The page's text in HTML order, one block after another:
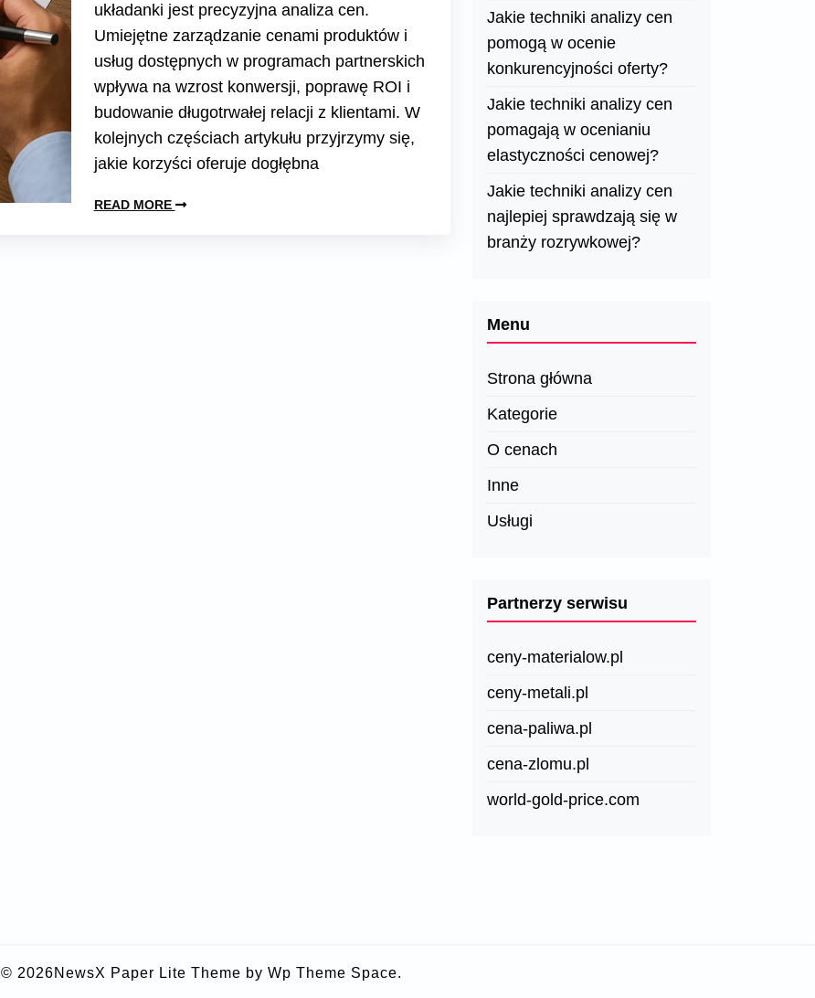
układanki jest precyzyjna analiza cen.
Umiejętne zarządzanie cenami produktów i
usług dostępnych w programach partnerskich
wpływa na wzrost konwersji, poprawę ROI i
budowanie długotrwałej relacji z klientami. W
kolejnych częściach artykułu przyjrzymy się,
jakie korzyści oferuje dogłębna
READ MORE
Jakie techniki analizy cen
pomogą w ocenie
konkurencyjności oferty?
Jakie techniki analizy cen
pomagają w ocenianiu
elastyczności cenowej?
Jakie techniki analizy cen
najlepiej sprawdzają się w
branży rozrywkowej?
Menu
Strona główna
Kategorie
O cenach
Inne
Usługi
Partnerzy serwisu
ceny-materialow.pl
ceny-metali.pl
cena-paliwa.pl
cena-zlomu.pl
world-gold-price.com
© 2026NewsX Paper Lite Theme by Wp Theme Space.